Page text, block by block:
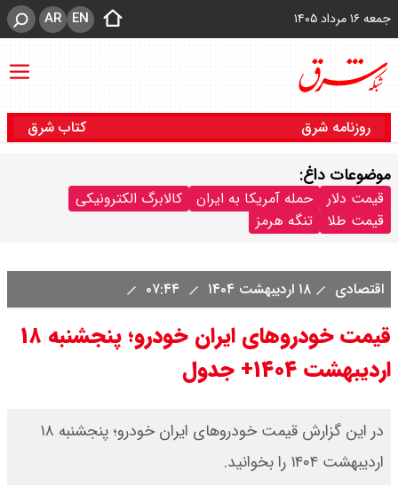
جمعه ۱۶ مرداد ۱۴۰۵ EN
AR
روزنامه شرق کتاب شرق
موضوعات داغ:
قیمت دلار حمله آمریکا به ایران
کالابرگ الکترونیکی
قیمت طلا
تنگه هرمز
اقتصادی ۱۸ اردیبهشت ۱۴۰۴
قیمت خودروهای ایران خودرو؛ پنجشنبه ۱۸
اردیبهشت ۱۴۰۴+ جدول
در این گزارش قیمت خودروهای ایران خودرو؛ پنجشنبه ۱۸
اردیبهشت ۱۴۰۴ را بخوانید.